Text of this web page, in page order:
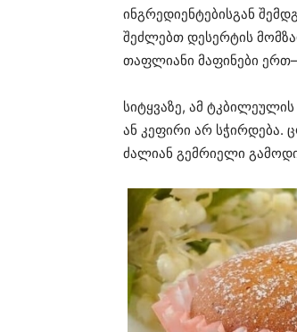
ინგრედიენტებისგან
შეძლებთ დესერტის
თაფლიანი მაფინები
სიტყვაზე, ამ
ან კეფირი არ სჭირდება.
ძალიან გემრიელი